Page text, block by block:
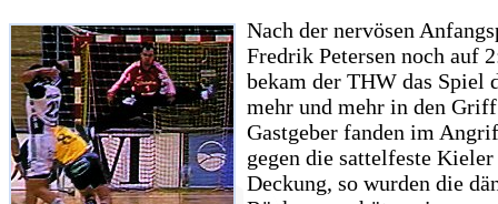
Nach der nervösen
Fredrik Petersen noch auf
bekam der THW das Spiel
mehr und mehr in den
Gastgeber fanden im
gegen die sattelfeste
Deckung, so wurden die